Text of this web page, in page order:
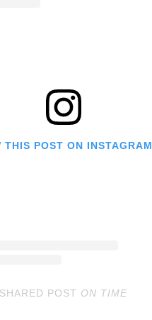
THIS POST ON INSTAGRAM
SHARED POST ON TIME